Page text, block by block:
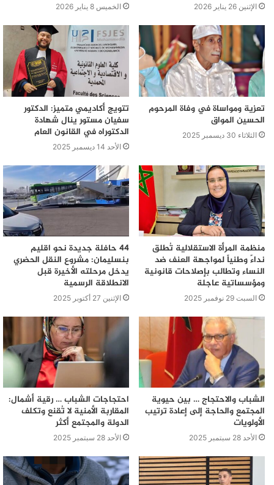
الإثنين 26 يناير 2026 الخميس 8 يناير 2026
تعزية ومواساة في وفاة المرحوم
الحسين المواق
الثلاثاء 30 ديسمبر 2025
تتويج أكاديمي متميز: الدكتور
سفيان مستور ينال شهادة
الدكتوراه في القانون العام
الأحد 14 ديسمبر 2025
منظمة المرأة الاستقلالية تُطلق
نداءً وطنياً لمواجهة العنف ضد
النساء وتطالب بإصلاحات قانونية
ومؤسساتية عاجلة
السبت 29 نوفمبر 2025
44 حافلة جديدة نحو اقليم
بنسليمان: مشروع النقل الحضري
يدخل مرحلته الأخيرة قبل
الانطلاقة الرسمية
الإثنين 27 أكتوبر 2025
الشباب والاحتجاج … بين حيوية
المجتمع والحاجة إلى إعادة ترتيب
الأولويات
الأحد 28 سبتمبر 2025
احتجاجات الشباب … رقية أشمال:
المقاربة الأمنية لا تُقنع وتكلف
الدولة والمجتمع أكثر
الأحد 28 سبتمبر 2025